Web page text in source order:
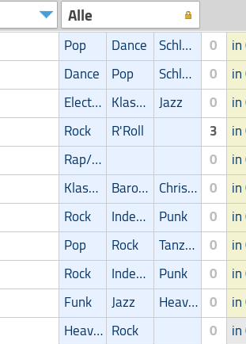
Alle
Pop Dance Schlager 0
Dance Pop Schlager 0
Electronic Klassik Jazz 0
Rock R'Roll 3
Rap/Hip-Hop/RnB 0
Klassik Barock Christliche Musik 0
Rock Independent Punk 0
Pop Rock Tanz/Unterhaltungsmusik 0
Rock Independent Punk 0
Funk Jazz Heavy-Metal 0
Heavy-Metal Rock 0